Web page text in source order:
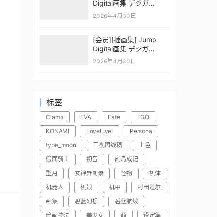
Digital画集 デジガ
CLAYMORE 2
2026年4月30日
[会员][插画集] Jump
Digital画集 デジガ
CLAYMORE 1
2026年4月30日
标签
Clamp EVA Fate
FGO
KONAMI
LoveLive!
Persona
type_moon
三视图线稿
上色
假面骑士
初音
副岛成记
型月
女神异闻录 怪物
机体
机器人
机娘 机甲
村田莲尔
画集
碧蓝幻想
碧蓝航线
绘画技法
美少女 萌
设定集